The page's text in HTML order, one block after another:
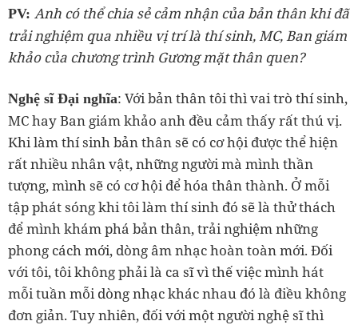
PV: Anh có thể chia sẻ cảm nhận của bản thân khi đã
trải nghiệm qua nhiều vị trí là thí sinh, MC, Ban giám
khảo của chương trình Gương mặt thân quen?
Nghệ sĩ Đại nghĩa: Với bản thân tôi thì vai trò thí sinh,
MC hay Ban giám khảo anh đều cảm thấy rất thú vị.
Khi làm thí sinh bản thân sẽ có cơ hội được thể hiện
rất nhiều nhân vật, những người mà mình thần
tượng, mình sẽ có cơ hội để hóa thân thành. Ở mỗi
tập phát sóng khi tôi làm thí sinh đó sẽ là thử thách
để mình khám phá bản thân, trải nghiệm những
phong cách mới, dòng âm nhạc hoàn toàn mới. Đối
với tôi, tôi không phải là ca sĩ vì thế việc mình hát
mỗi tuần mỗi dòng nhạc khác nhau đó là điều không
đơn giản. Tuy nhiên, đối với một người nghệ sĩ thì